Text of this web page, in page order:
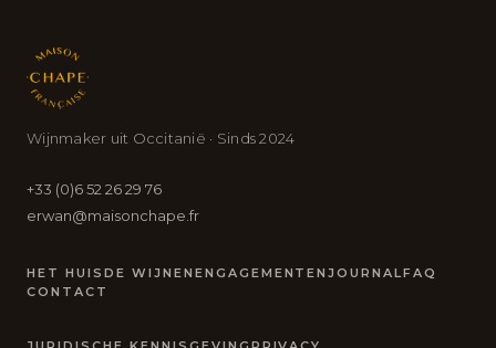
Wijnmaker uit Occitanië · Sinds 2024
+33 (0)6 52 26 29 76
erwan@maisonchape.fr
HET HUIS DE WIJNEN ENGAGEMENTENJOURNALFAQ
CONTACT